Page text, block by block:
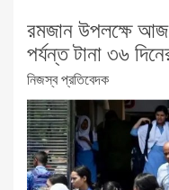
রমজান উপলক্ষে আজ
পর্যন্ত টানা ৩৬
নিজস্ব প্রতিবেদক